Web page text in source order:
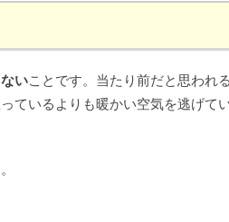
いことです。当たり前だと思われ
ているよりも暖かい空気を逃げて